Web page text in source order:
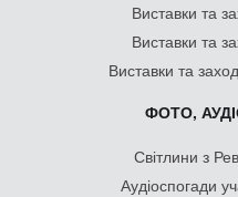
Виставки та
Виставки та
Виставки та
ФОТО,
Світлини з
Аудіоспогади